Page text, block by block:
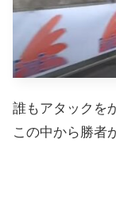
誰もアタックを
この中から勝者